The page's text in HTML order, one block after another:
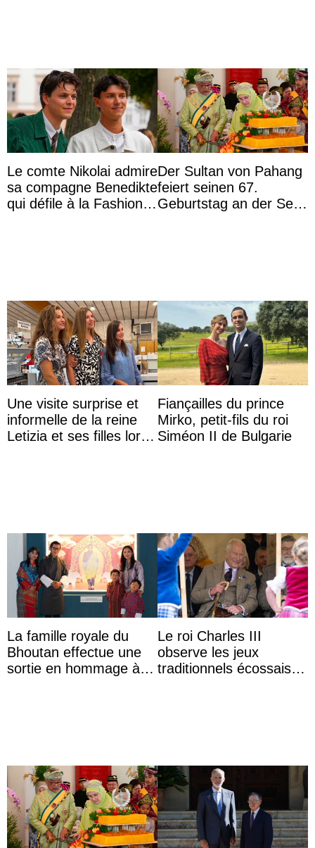
Le comte Nikolai admire
sa compagne Benedikte
qui défile à la Fashion
Der Sultan von Pahang
feiert seinen 67.
Geburtstag an der Seite
Une visite surprise et
informelle de la reine
Letizia et ses filles lors
Fiançailles du prince
Mirko, petit-fils du roi
Siméon II de Bulgarie
La famille royale du
Bhoutan effectue une
sortie en hommage à
Le roi Charles III
observe les jeux
traditionnels écossais